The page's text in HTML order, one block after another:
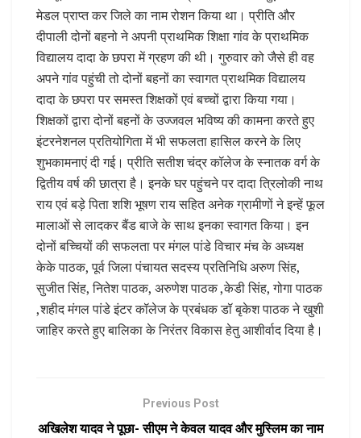
मेडल प्राप्त कर जिले का नाम रोशन किया था। प्रीति और
दीपाली दोनों बहनो ने अपनी प्राथमिक शिक्षा गांव के प्राथमिक
विद्यालय दादा के छपरा में ग्रहण की थी। गुरुवार को जैसे ही वह
अपने गांव पहुंची तो दोनों बहनों का स्वागत प्राथमिक विद्यालय
दादा के छपरा पर समस्त शिक्षकों एवं बच्चों द्वारा किया गया।
शिक्षकों द्वारा दोनों बहनों के उज्जवल भविष्य की कामना करते हुए
इंटरनेशनल प्रतियोगिता में भी सफलता हासिल करने के लिए
शुभकामनाएं दी गई। प्रीति सतीश चंद्र कॉलेज के स्नातक वर्ग के
द्वितीय वर्ष की छात्रा है। इनके घर पहुंचने पर दादा त्रिलोकी नाथ
राय एवं बड़े पिता शशि भूषण राय सहित अनेक ग्रामीणों ने इन्हें फूल
मालाओं से लादकर बैंड बाजे के साथ इनका स्वागत किया। इन
दोनों बच्चियों की सफलता पर मंगल पांडे विचार मंच के अध्यक्ष
केके पाठक, पूर्व जिला पंचायत सदस्य प्रतिनिधि अरुण सिंह,
सुजीत सिंह, नितेश पाठक, अरुणेश पाठक ,केडी सिंह, गोगा पाठक
,शहीद मंगल पांडे इंटर कॉलेज के प्रबंधक डॉ बृकेश पाठक ने खुशी
जाहिर करते हुए बालिका के निरंतर विकास हेतु आशीर्वाद दिया है।
Previous Post
अखिलेश यादव ने पूछा- सीएम ने केवल यादव और मुस्लिम का नाम